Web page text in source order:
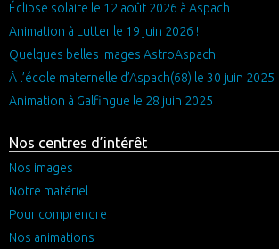
Éclipse solaire le 12 août 2026 à Aspach
Animation à Lutter le 19 juin 2026 !
Quelques belles images AstroAspach
À l’école maternelle d’Aspach(68) le 30 juin 2025
Animation à Galfingue le 28 juin 2025
Nos centres d’intérêt
Nos images
Notre matériel
Pour comprendre
Nos animations